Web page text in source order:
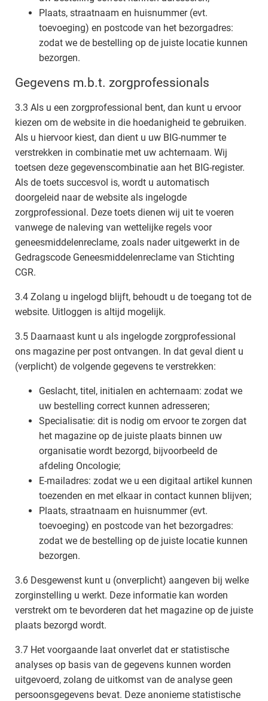
Plaats, straatnaam en huisnummer (evt.
toevoeging) en postcode van het bezorgadres:
zodat we de bestelling op de juiste locatie kunnen
bezorgen.
Gegevens m.b.t. zorgprofessionals
3.3 Als u een zorgprofessional bent, dan kunt u ervoor
kiezen om de website in die hoedanigheid te gebruiken.
Als u hiervoor kiest, dan dient u uw BIG-nummer te
verstrekken in combinatie met uw achternaam. Wij
toetsen deze gegevenscombinatie aan het BIG-register.
Als de toets succesvol is, wordt u automatisch
doorgeleid naar de website als ingelogde
zorgprofessional. Deze toets dienen wij uit te voeren
vanwege de naleving van wettelijke regels voor
geneesmiddelenreclame, zoals nader uitgewerkt in de
Gedragscode Geneesmiddelenreclame van Stichting
CGR.
3.4 Zolang u ingelogd blijft, behoudt u de toegang tot de
website. Uitloggen is altijd mogelijk.
3.5 Daarnaast kunt u als ingelogde zorgprofessional
ons magazine per post ontvangen. In dat geval dient u
(verplicht) de volgende gegevens te verstrekken:
Geslacht, titel, initialen en achternaam: zodat we
uw bestelling correct kunnen adresseren;
Specialisatie: dit is nodig om ervoor te zorgen dat
het magazine op de juiste plaats binnen uw
organisatie wordt bezorgd, bijvoorbeeld de
afdeling Oncologie;
E-mailadres: zodat we u een digitaal artikel kunnen
toezenden en met elkaar in contact kunnen blijven;
Plaats, straatnaam en huisnummer (evt.
toevoeging) en postcode van het bezorgadres:
zodat we de bestelling op de juiste locatie kunnen
bezorgen.
3.6 Desgewenst kunt u (onverplicht) aangeven bij welke
zorginstelling u werkt. Deze informatie kan worden
verstrekt om te bevorderen dat het magazine op de juiste
plaats bezorgd wordt.
3.7 Het voorgaande laat onverlet dat er statistische
analyses op basis van de gegevens kunnen worden
uitgevoerd, zolang de uitkomst van de analyse geen
persoonsgegevens bevat. Deze anonieme statistische